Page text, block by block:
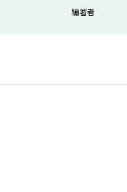
編著者